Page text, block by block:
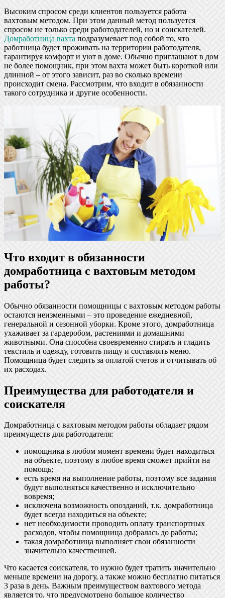
Высоким спросом среди клиентов пользуется работа
вахтовым методом. При этом данный метод пользуется
спросом не только среди работодателей, но и соискателей.
Домработница вахта подразумевает под собой то, что
работница будет проживать на территории работодателя,
гарантируя комфорт и уют в доме. Обычно приглашают в дом
не более помощник, при этом вахта может быть короткой или
длинной – от этого зависит, раз во сколько времени
происходит смена. Рассмотрим, что входит в обязанности
такого сотрудника и другие особенности.
Что входит в обязанности
домработница с вахтовым методом
работы?
Обычно обязанности помощницы с вахтовым методом работы
остаются неизменными – это проведение ежедневной,
генеральной и сезонной уборки. Кроме этого, домработница
ухаживает за гардеробом, растениями и домашними
животными. Она способна своевременно стирать и гладить
текстиль и одежду, готовить пищу и составлять меню.
Помощница будет следить за оплатой счетов и отчитывать об
их расходах.
Преимущества для работодателя и
соискателя
Домработница с вахтовым методом работы обладает рядом
преимуществ для работодателя:
помощника в любом момент времени будет находиться
на объекте, поэтому в любое время сможет прийти на
помощь;
есть время на выполнение работы, поэтому все задания
будут выполняться качественно и исключительно
вовремя;
исключена возможность опозданий, т.к. домработница
будет всегда находиться на объекте;
нет необходимости проводить оплату транспортных
расходов, чтобы помощница добралась до работы;
такая домработница выполняет свои обязанности
значительно качественней.
Что касается соискателя, то нужно будет тратить значительно
меньше времени на дорогу, а также можно бесплатно питаться
3 раза в день. Важным преимуществом вахтового метода
является то, что предусмотрено большое количество